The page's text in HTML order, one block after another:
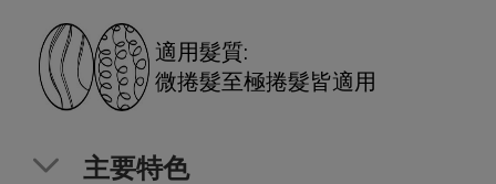
適用髮質:
微捲髮至極捲髮皆適用
主要特色